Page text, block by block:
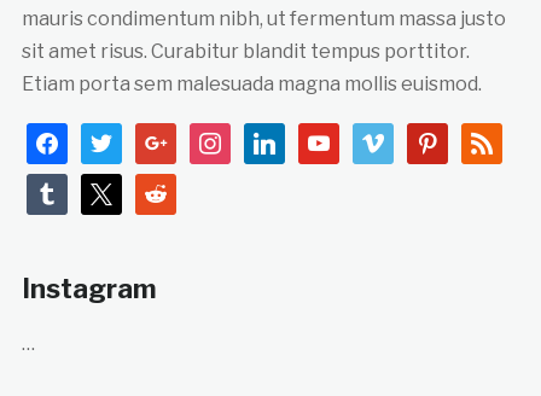
mauris condimentum nibh, ut fermentum massa justo
sit amet risus. Curabitur blandit tempus porttitor.
Etiam porta sem malesuada magna mollis euismod.
facebooktwittergoogle instagramlinkedinyoutubevimeo pinterest
rss
tumblr reddit
Instagram
…